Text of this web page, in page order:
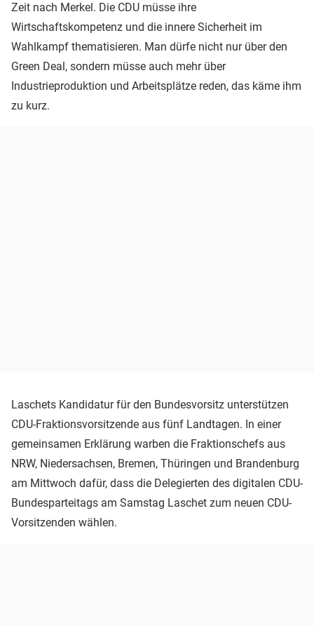
Zeit nach Merkel. Die CDU müsse ihre
Wirtschaftskompetenz und die innere Sicherheit im
Wahlkampf thematisieren. Man dürfe nicht nur über den
Green Deal, sondern müsse auch mehr über
Industrieproduktion und Arbeitsplätze reden, das käme ihm
zu kurz.
Laschets Kandidatur für den Bundesvorsitz unterstützen
CDU-Fraktionsvorsitzende aus fünf Landtagen. In einer
gemeinsamen Erklärung warben die Fraktionschefs aus
NRW, Niedersachsen, Bremen, Thüringen und Brandenburg
am Mittwoch dafür, dass die Delegierten des digitalen CDU-
Bundesparteitags am Samstag Laschet zum neuen CDU-
Vorsitzenden wählen.